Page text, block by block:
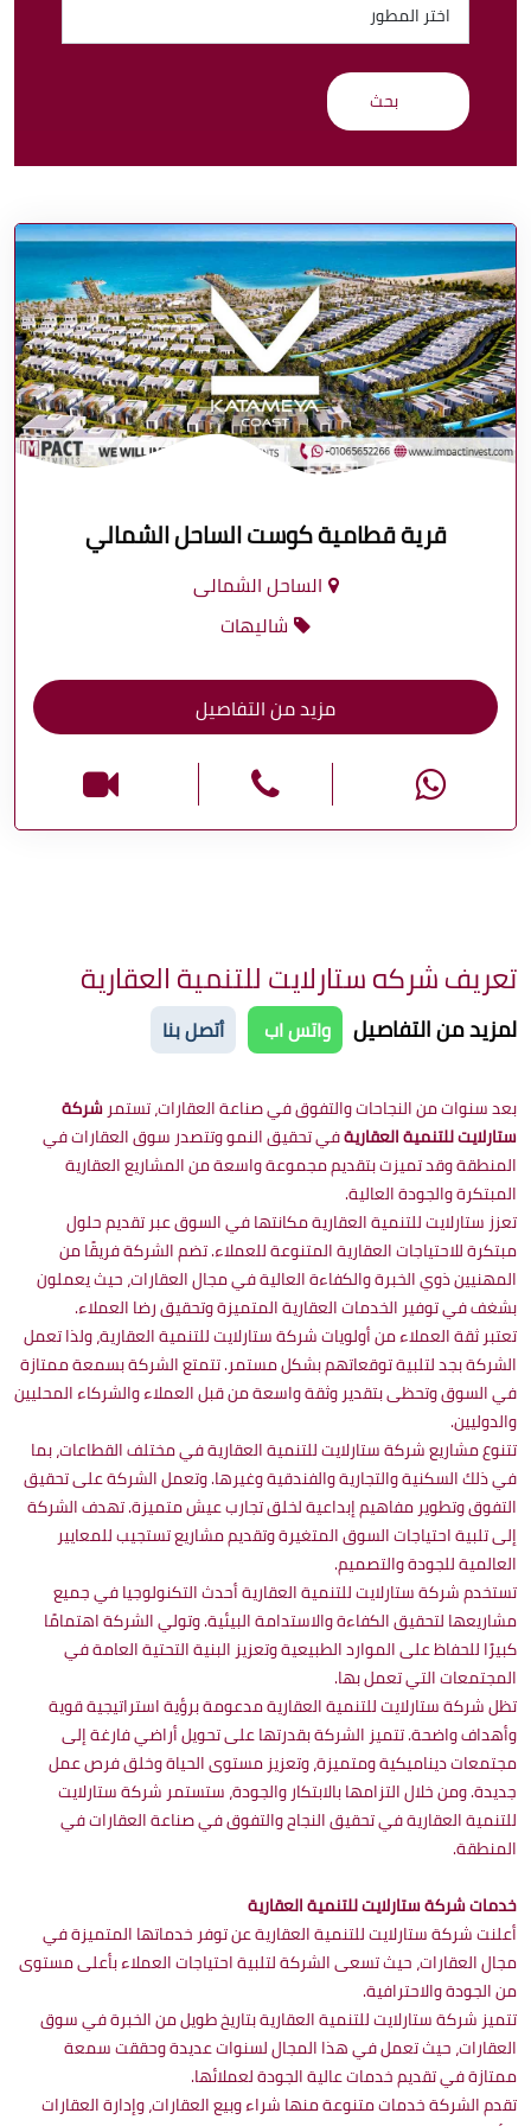
قرية قطامية كوست الساحل الشمالي
الساحل الشمالى
شاليهات
مزيد من التفاصيل
تعريف شركه ستارلايت للتنمية العقارية
لمزيد من التفاصيل واتس اب أتصل بنا
بعد سنوات من النجاحات والتفوق في صناعة العقارات، تستمرشركة
ستارلايت للتنمية العقاريةفي تحقيق النمو وتتصدر سوق العقارات في
المنطقة وقد تميزت بتقديم مجموعة واسعة من المشاريع العقارية
المبتكرة والجودة العالية.
تعزز ستارلايت للتنمية العقارية مكانتها في السوق عبر تقديم حلول
مبتكرة للاحتياجات العقارية المتنوعة للعملاء. تضم الشركة فريقًا من
المهنيين ذوي الخبرة والكفاءة العالية في مجال العقارات، حيث يعملون
بشغف في توفير الخدمات العقارية المتميزة وتحقيق رضا العملاء.
تعتبر ثقة العملاء من أولويات شركة ستارلايت للتنمية العقارية، ولذا تعمل
الشركة بجد لتلبية توقعاتهم بشكل مستمر. تتمتع الشركة بسمعة ممتازة
في السوق وتحظى بتقدير وثقة واسعة من قبل العملاء والشركاء المحليين
والدوليين.
تتنوع مشاريع شركة ستارلايت للتنمية العقارية في مختلف القطاعات، بما
في ذلك السكنية والتجارية والفندقية وغيرها. وتعمل الشركة على تحقيق
التفوق وتطوير مفاهيم إبداعية لخلق تجارب عيش متميزة. تهدف الشركة
إلى تلبية احتياجات السوق المتغيرة وتقديم مشاريع تستجيب للمعايير
العالمية للجودة والتصميم.
تستخدم شركة ستارلايت للتنمية العقارية أحدث التكنولوجيا في جميع
مشاريعها لتحقيق الكفاءة والاستدامة البيئية. وتولي الشركة اهتمامًا
كبيرًا للحفاظ على الموارد الطبيعية وتعزيز البنية التحتية العامة في
المجتمعات التي تعمل بها.
تظل شركة ستارلايت للتنمية العقارية مدعومة برؤية استراتيجية قوية
وأهداف واضحة. تتميز الشركة بقدرتها على تحويل أراضي فارغة إلى
مجتمعات ديناميكية ومتميزة، وتعزيز مستوى الحياة وخلق فرص عمل
جديدة. ومن خلال التزامها بالابتكار والجودة، ستستمر شركة ستارلايت
للتنمية العقارية في تحقيق النجاح والتفوق في صناعة العقارات في
المنطقة.
خدمات شركة ستارلايت للتنمية العقارية
أعلنت شركة ستارلايت للتنمية العقارية عن توفر خدماتها المتميزة في
مجال العقارات، حيث تسعى الشركة لتلبية احتياجات العملاء بأعلى مستوى
من الجودة والاحترافية.
تتميز شركة ستارلايت للتنمية العقارية بتاريخ طويل من الخبرة في سوق
العقارات، حيث تعمل في هذا المجال لسنوات عديدة وحققت سمعة
ممتازة في تقديم خدمات عالية الجودة لعملائها.
تقدم الشركة خدمات متنوعة منها شراء وبيع العقارات، وإدارة العقارات